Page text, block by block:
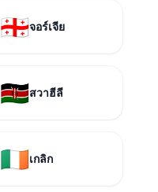
🇬🇪จอร์เจีย
🇰🇪สวาฮีลี
🇮🇪เกลิก